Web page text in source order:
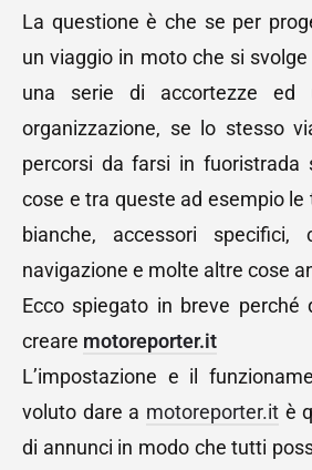
La questione è che se per
un viaggio in moto che si
una serie di accortezze
organizzazione, se lo stesso
percorsi da farsi in fuoristrada
cose e tra queste ad esempio
bianche, accessori
navigazione e molte altre cose
Ecco spiegato in breve
creare motoreporter.it
L’impostazione e il
voluto dare a motoreporter.itè
di annunci in modo che tutti